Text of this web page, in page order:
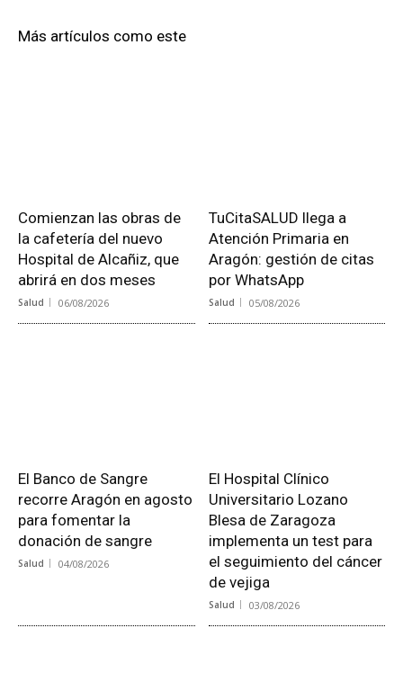
Más artículos como este
Comienzan las obras de
la cafetería del nuevo
Hospital de Alcañiz, que
abrirá en dos meses
Salud 06/08/2026
TuCitaSALUD llega a
Atención Primaria en
Aragón: gestión de citas
por WhatsApp
Salud 05/08/2026
El Banco de Sangre
recorre Aragón en agosto
para fomentar la
donación de sangre
Salud 04/08/2026
El Hospital Clínico
Universitario Lozano
Blesa de Zaragoza
implementa un test para
el seguimiento del cáncer
de vejiga
Salud 03/08/2026